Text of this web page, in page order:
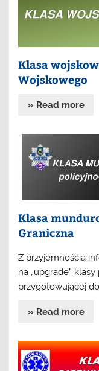
Klasa
Wojskowego
» Read more
Klasa
Graniczna
Z przyjemnością
na „upgrade”
przygotowującej
» Read more